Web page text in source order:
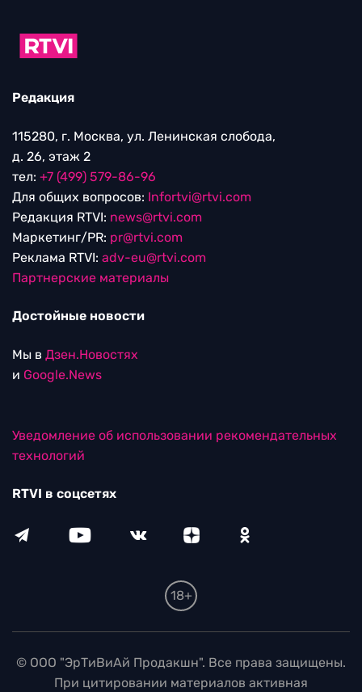
Редакция
115280, г. Москва, ул. Ленинская слобода,
д. 26, этаж 2
тел: +7 (499) 579-86-96
Для общих вопросов: Infortvi@rtvi.com
Редакция RTVI: news@rtvi.com
Маркетинг/PR: pr@rtvi.com
Реклама RTVI: adv-eu@rtvi.com
Партнерские материалы
Достойные новости
Мы в Дзен.Новостях
и Google.News
Уведомление об использовании рекомендательных
технологий
RTVI в соцсетях
18+
© ООО "ЭрТиВиАй Продакшн". Все права защищены.
При цитировании материалов активная